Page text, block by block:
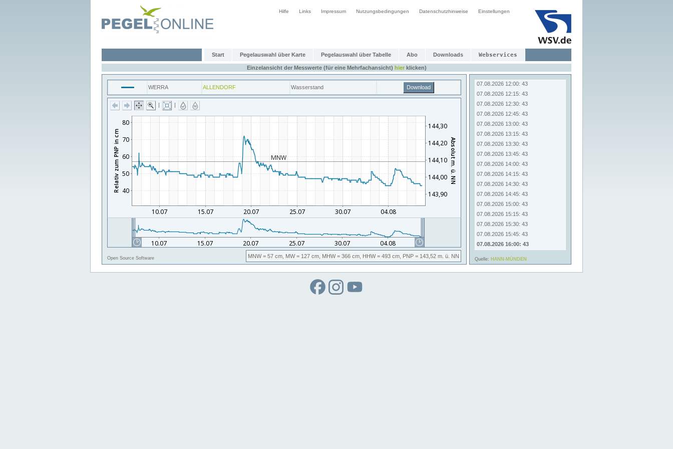
Hilfe Links Impressum Nutzungsbedingungen Datenschutzhinweise Einstellungen
Start Pegelauswahl über Karte Pegelauswahl über Tabelle Abo Downloads Webservices
Einzelansicht der Messwerte (für eine Mehrfachansicht) hierklicken)
WERRA ALLENDORF Wasserstand Download
| |
Open Source Software MNW= 57 cm, MW= 127 cm, MHW= 366 cm, HHW= 493 cm, PNP = 143,52 m. ü. NN
07.08.2026 10:15: 44
07.08.2026 11:15: 43
07.08.2026 11:30: 43
07.08.2026 11:45: 43
07.08.2026 12:00: 43
07.08.2026 12:15: 43
07.08.2026 12:30: 43
07.08.2026 12:45: 43
07.08.2026 13:00: 43
07.08.2026 13:15: 43
07.08.2026 13:30: 43
07.08.2026 13:45: 43
07.08.2026 14:00: 43
07.08.2026 14:15: 43
07.08.2026 14:30: 43
07.08.2026 14:45: 43
07.08.2026 15:00: 43
07.08.2026 15:15: 43
07.08.2026 15:30: 43
07.08.2026 15:45: 43
07.08.2026 16:00: 43
Quelle: HANN-MÜNDEN